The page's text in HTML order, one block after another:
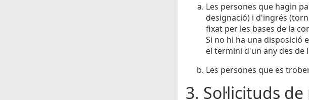
Les persones que hagin
designació) i d'ingrés
fixat per les bases de la
Si no hi ha una disposició
el termini d'un any des de
Les persones que es
3. Sol·licituds